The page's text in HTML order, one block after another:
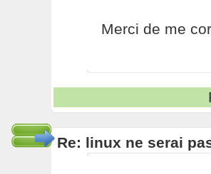
Merci de me
Re: linux ne serai